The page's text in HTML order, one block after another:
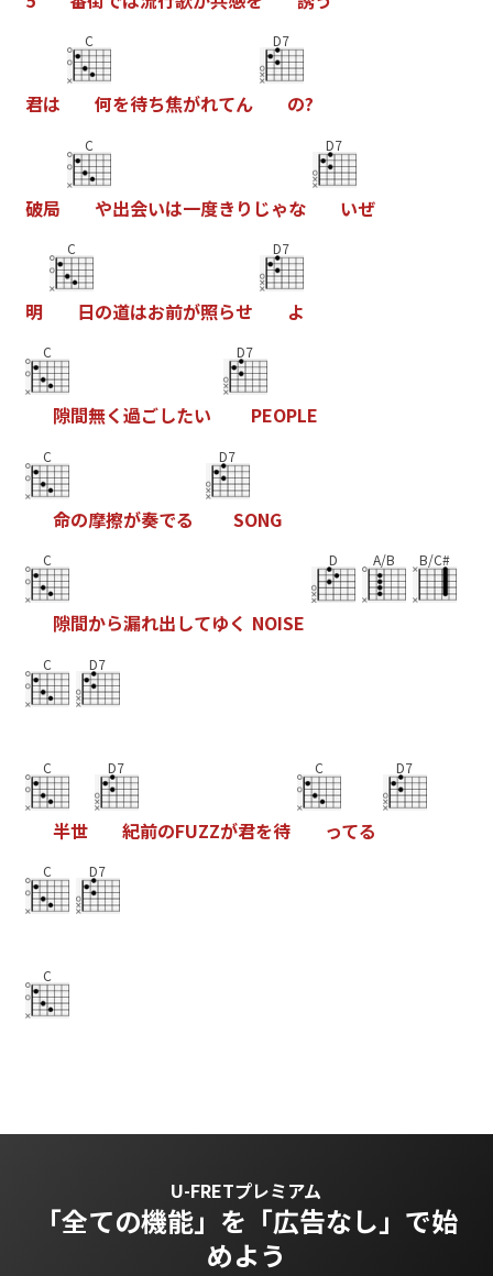
君は
C
何を待ち焦がれてん
D7
の?
破局
C
や出会いは一度き り じゃな
D7
いぜ
明
C
日の道はお前が照らせ
D7
よ
C
隙間無く過ごしたい
D7
PEOPLE
C
命の摩擦が奏でる
D7
SONG
C
隙間から漏れ出してゆく NOISE
D A/B B/C#
C D7
C
半世
D7
紀前のFUZZが君を待
C
ってる
D7
C D7
C
U-FRETプレミアム
「全ての機能」を 「広告なし」で始
めよう